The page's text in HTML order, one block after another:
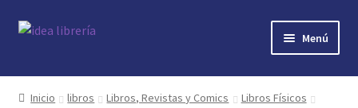
Ir
Ir
Menú
Inicio
Inicio libros Libros, Revistas y Comics
Libros Físicos